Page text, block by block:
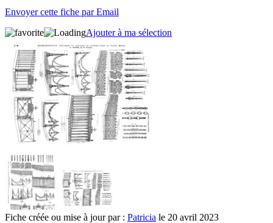
Envoyer cette fiche par Email
Ajouter à ma sélection
Fiche créée ou mise à jour par : Patricia le 20 avril 2023